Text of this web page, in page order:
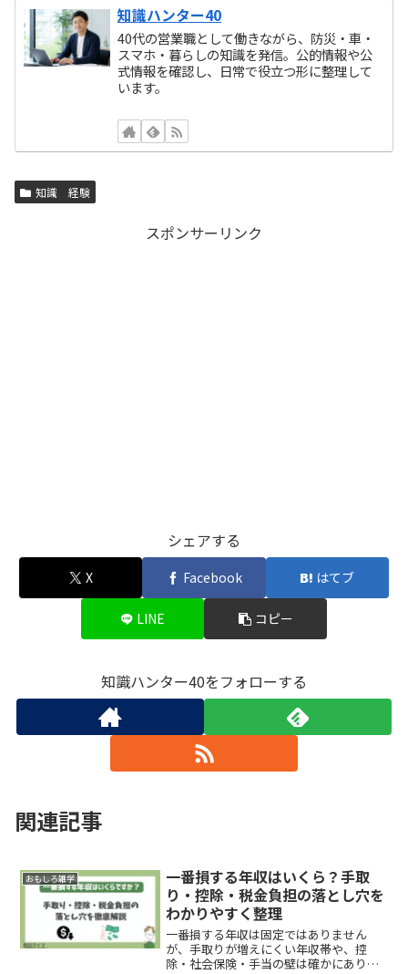
知識ハンター40
40代の営業職として働きながら、防災・車・
スマホ・暮らしの知識を発信。公的情報や公
式情報を確認し、日常で役立つ形に整理して
います。
知識 経験
スポンサーリンク
シェアする
X Facebook はてブ
LINE コピー
知識ハンター40をフォローする
関連記事
おもしろ雑学
一番損する年収はいくら？手取
り・控除・税金負担の落とし穴を
わかりやすく整理
一番損する年収は固定ではありません
が、手取りが増えにくい年収帯や、控
除・社会保険・手当の壁は確かにありま